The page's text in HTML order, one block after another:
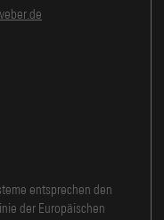
entsprechen den
der Europäischen